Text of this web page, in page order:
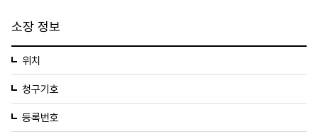
소장 정보
위치
청구기호
등록번호